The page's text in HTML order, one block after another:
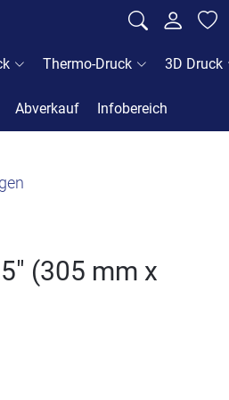
Thermo-Druck 3D Druck
Abverkauf Infobereich
(305 mm x